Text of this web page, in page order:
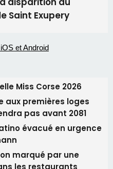
évacué en urgence
les restaurants
au faux vendeur de
de CNI et recevez par
et une sélection de